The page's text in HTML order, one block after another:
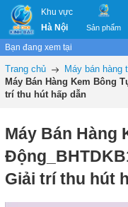
Khu vực
Hà Nội
Sản phẩm
Bạn đang xem tại
Trang chủ
Máy bán hàng
Máy Bán Hàng Kem Bông
trí thu hút hấp dẫn
Máy Bán Hàng
Giải trí thu hút